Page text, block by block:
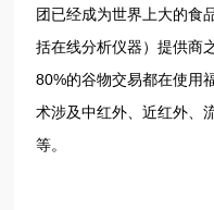
团已经成为世界上大的食
括在线分析仪器）提供商
80%的谷物交易都在使用
术涉及中红外、近红外、
等。